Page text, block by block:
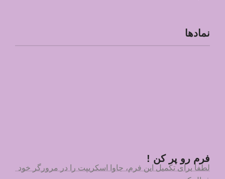
نمادها
فرم رو پر کن !
لطفا برای تکمیل این فرم، جاوا اسکریپت را در مرورگر خود